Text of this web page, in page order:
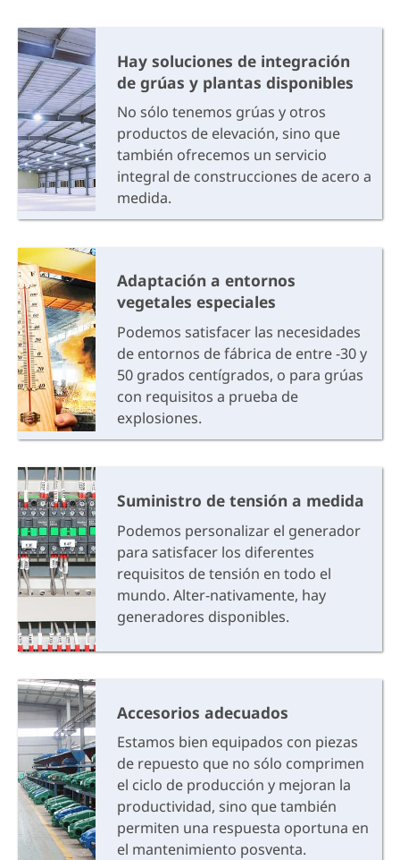
Hay soluciones de integración
de grúas y plantas disponibles
No sólo tenemos grúas y otros
productos de elevación, sino que
también ofrecemos un servicio
integral de construcciones de acero a
medida.
Adaptación a entornos
vegetales especiales
Podemos satisfacer las necesidades
de entornos de fábrica de entre -30 y
50 grados centígrados, o para grúas
con requisitos a prueba de
explosiones.
Suministro de tensión a medida
Podemos personalizar el generador
para satisfacer los diferentes
requisitos de tensión en todo el
mundo. Alter-nativamente, hay
generadores disponibles.
Accesorios adecuados
Estamos bien equipados con piezas
de repuesto que no sólo comprimen
el ciclo de producción y mejoran la
productividad, sino que también
permiten una respuesta oportuna en
el mantenimiento posventa.